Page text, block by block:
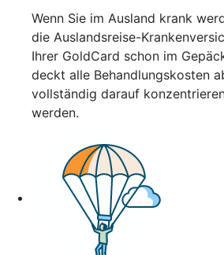
Wenn Sie im Ausland krank
die Auslandsreise-
Ihrer GoldCard schon im
deckt alle Behandlungskosten
vollständig darauf
werden.